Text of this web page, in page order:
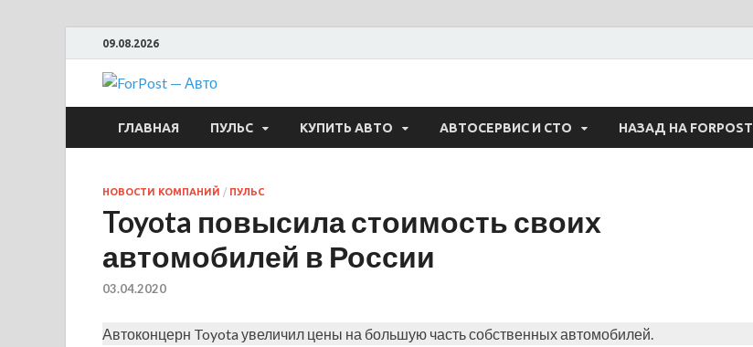
09.08.2026
ForPost — Авто
ГЛАВНАЯ ПУЛЬС КУПИТЬ АВТО АВТОСЕРВИС И СТО НАЗАД НА FORPOST
НОВОСТИ КОМПАНИЙ / ПУЛЬС
Toyota повысила стоимость своих
автомобилей в России
03.04.2020
Автоконцерн Toyota увеличил цены на большую часть собственных автомобилей.